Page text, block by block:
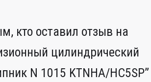
кто оставил отзыв на
цилиндрический
N 1015 KTNHA/HC5SP”